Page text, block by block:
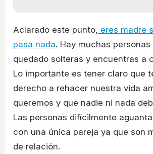
Aclarado este punto, eres madre
pasa nada. Hay muchas
quedado solteras y encuentras a
Lo importante es tener claro que
derecho a rehacer nuestra vida
queremos y que nadie ni nada
Las personas difícilmente
con una única pareja ya que son
de relación.